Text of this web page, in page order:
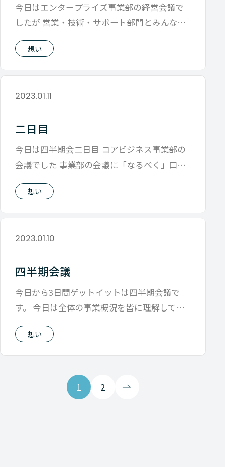
今日はエンタープライズ事業部の経営会議で
したが 営業・技術・サポート部門とみんなが
想い
2023.01.11
二日目
今日は四半期会二日目 コアビジネス事業部の
会議でした 事業部の会議に「なるべく」口を
想い
2023.01.10
四半期会議
今日から3日間ゲットイットは四半期会議で
す。 今日は全体の事業概況を皆に理解しても
想い
1 2